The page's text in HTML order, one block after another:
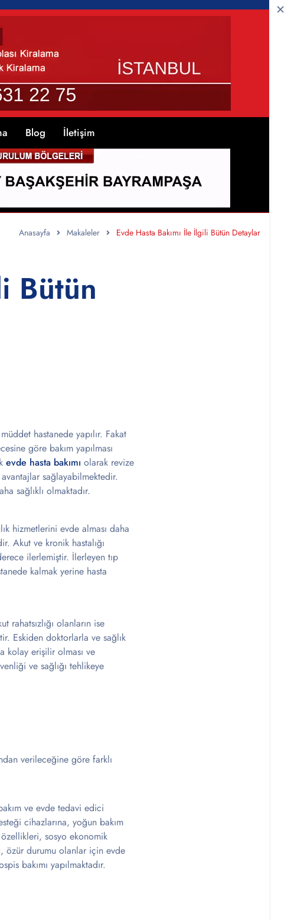
Blog İletişim
Anasayfa Makaleler Evde Hasta Bakımı İle İlgili Bütün Detaylar
Bütün
hastanede yapılır. Fakat
göre bakım yapılması
evde hasta bakımı olarak revize
avantajlar sağlayabilmektedir.
sağlıklı olmaktadır.
hizmetlerini evde alması daha
Akut ve kronik hastalığı
ilerlemiştir. İlerleyen tıp
kalmak yerine hasta
rahatsızlığı olanların ise
Eskiden doktorlarla ve sağlık
kolay erişilir olması ve
ve sağlığı tehlikeye
verileceğine göre farklı
ve evde tedavi edici
cihazlarına, yoğun bakım
sosyo ekonomik
özür durumu olanlar için evde
bakımı yapılmaktadır.